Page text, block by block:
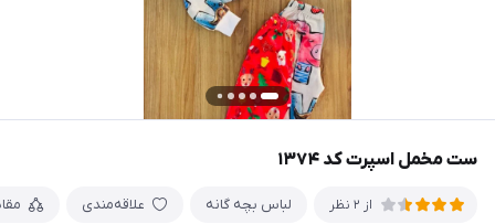
ست مخمل اسپرت کد ۱۳۷۴
از 2 نظر لباس بچه گانه علاقه‌مندی